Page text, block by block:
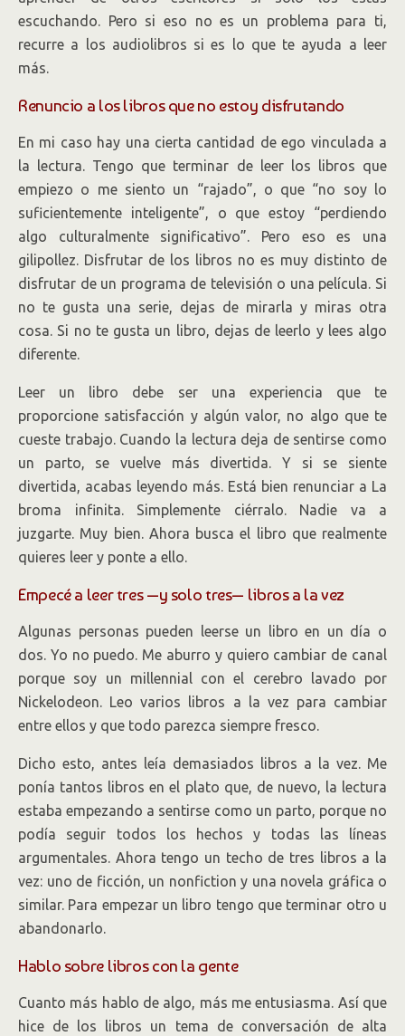
escuchando. Pero si eso no es un problema para ti,
recurre a los audiolibros si es lo que te ayuda a leer
más.
Renuncio a los libros que no estoy disfrutando
En mi caso hay una cierta cantidad de ego vinculada a
la lectura. Tengo que terminar de leer los libros que
empiezo o me siento un “rajado”, o que “no soy lo
suficientemente inteligente”, o que estoy “perdiendo
algo culturalmente significativo”. Pero eso es una
gilipollez. Disfrutar de los libros no es muy distinto de
disfrutar de un programa de televisión o una película. Si
no te gusta una serie, dejas de mirarla y miras otra
cosa. Si no te gusta un libro, dejas de leerlo y lees algo
diferente.
Leer un libro debe ser una experiencia que te
proporcione satisfacción y algún valor, no algo que te
cueste trabajo. Cuando la lectura deja de sentirse como
un parto, se vuelve más divertida. Y si se siente
divertida, acabas leyendo más. Está bien renunciar a La
broma infinita. Simplemente ciérralo. Nadie va a
juzgarte. Muy bien. Ahora busca el libro que realmente
quieres leer y ponte a ello.
Empecé a leer tres —y solo tres— libros a la vez
Algunas personas pueden leerse un libro en un día o
dos. Yo no puedo. Me aburro y quiero cambiar de canal
porque soy un millennial con el cerebro lavado por
Nickelodeon. Leo varios libros a la vez para cambiar
entre ellos y que todo parezca siempre fresco.
Dicho esto, antes leía demasiados libros a la vez. Me
ponía tantos libros en el plato que, de nuevo, la lectura
estaba empezando a sentirse como un parto, porque no
podía seguir todos los hechos y todas las líneas
argumentales. Ahora tengo un techo de tres libros a la
vez: uno de ficción, un nonfiction y una novela gráfica o
similar. Para empezar un libro tengo que terminar otro u
abandonarlo.
Hablo sobre libros con la gente
Cuanto más hablo de algo, más me entusiasma. Así que
hice de los libros un tema de conversación de alta